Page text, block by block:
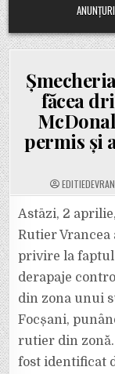
ANUNȚURI
făcea
permis și
Astāzi, 2
Rutier Vrancea
privire la faptul
derapaje
din zona unui
Focșani,
rutier din
fost identificat